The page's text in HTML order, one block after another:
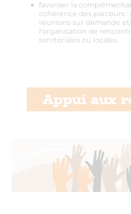
favoriser la
cohérence des parcours
réunions sur demande
l’organisation de
territoriales ou locales.
Appui aux